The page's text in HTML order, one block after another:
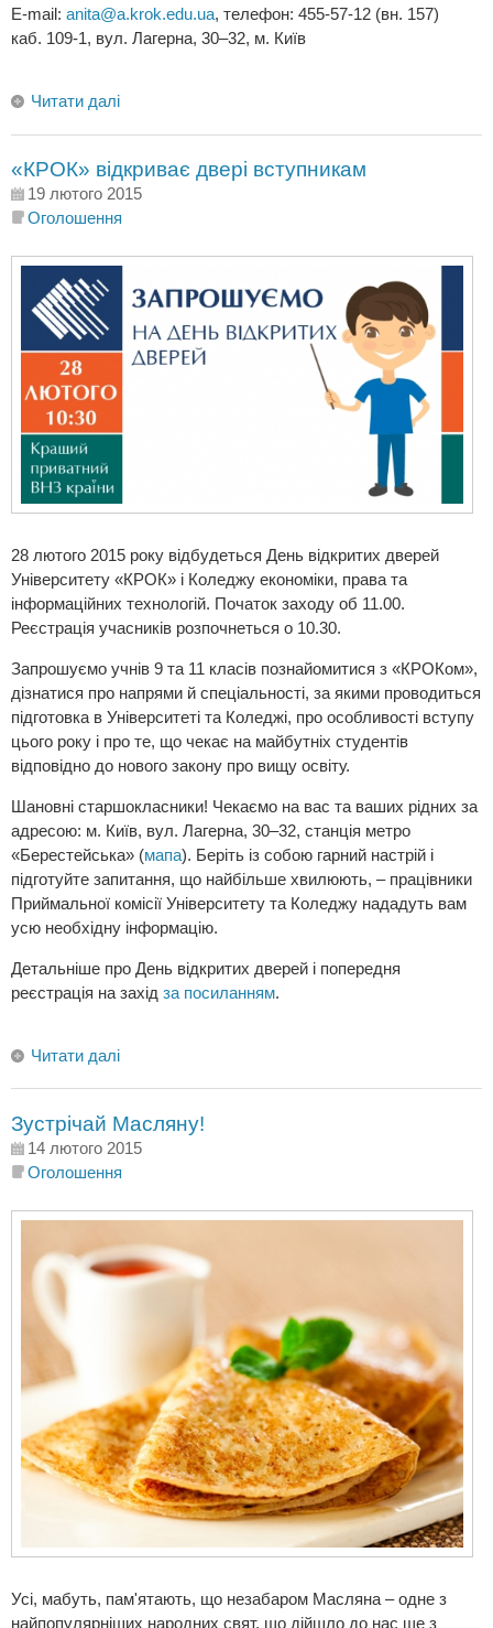
E-mail: anita@a.krok.edu.ua, телефон: 455-57-12 (вн. 157)
каб. 109-1, вул. Лагерна, 30–32, м. Київ
Читати далі
«КРОК» відкриває двері вступникам
19 лютого 2015
Оголошення
28 лютого 2015 року відбудеться День відкритих дверей
Університету «КРОК» і Коледжу економіки, права та
інформаційних технологій. Початок заходу об 11.00.
Реєстрація учасників розпочнеться о 10.30.
Запрошуємо учнів 9 та 11 класів познайомитися з «КРОКом»,
дізнатися про напрями й спеціальності, за якими проводиться
підготовка в Університеті та Коледжі, про особливості вступу
цього року і про те, що чекає на майбутніх студентів
відповідно до нового закону про вищу освіту.
Шановні старшокласники! Чекаємо на вас та ваших рідних за
адресою: м. Київ, вул. Лагерна, 30–32, станція метро
«Берестейська» (мапа). Беріть із собою гарний настрій і
підготуйте запитання, що найбільше хвилюють, – працівники
Приймальної комісії Університету та Коледжу нададуть вам
усю необхідну інформацію.
Детальніше про День відкритих дверей і попередня
реєстрація на захід за посиланням.
Читати далі
Зустрічай Масляну!
14 лютого 2015
Оголошення
Усі, мабуть, пам'ятають, що незабаром Масляна – одне з
найпопулярніших народних свят, що дійшло до нас ще з